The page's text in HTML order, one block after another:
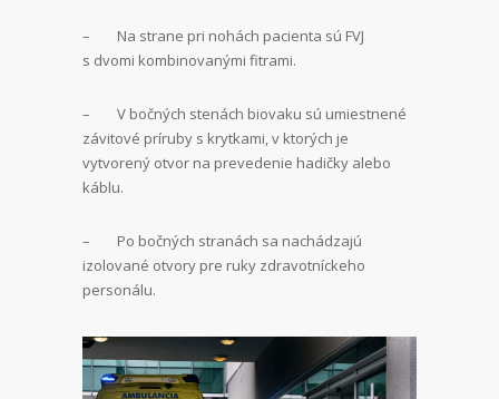
– Na strane pri nohách pacienta sú FVJ
s dvomi kombinovanými fitrami.
– V bočných stenách biovaku sú umiestnené
závitové príruby s krytkami, v ktorých je
vytvorený otvor na prevedenie hadičky alebo
káblu.
– Po bočných stranách sa nachádzajú
izolované otvory pre ruky zdravotníckeho
personálu.